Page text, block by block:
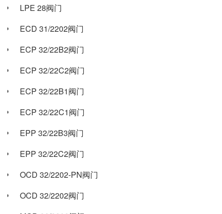
LPE 28阀门
ECD 31/2202阀门
ECP 32/22B2阀门
ECP 32/22C2阀门
ECP 32/22B1阀门
ECP 32/22C1阀门
EPP 32/22B3阀门
EPP 32/22C2阀门
OCD 32/2202-PN阀门
OCD 32/2202阀门